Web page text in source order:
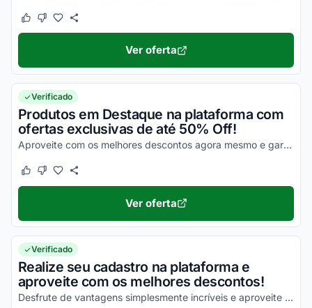
Este cupom funcionou
Este cupom não funcionou
Ver oferta
Verificado
Produtos em Destaque na plataforma com
ofertas exclusivas de até 50% Off!
Aproveite com os melhores descontos agora mesmo e garanta todos os seus benefícios!
Este cupom funcionou
Este cupom não funcionou
Ver oferta
Verificado
Realize seu cadastro na plataforma e
aproveite com os melhores descontos!
Desfrute de vantagens simplesmente incríveis e aproveite com as melhores vantagens!